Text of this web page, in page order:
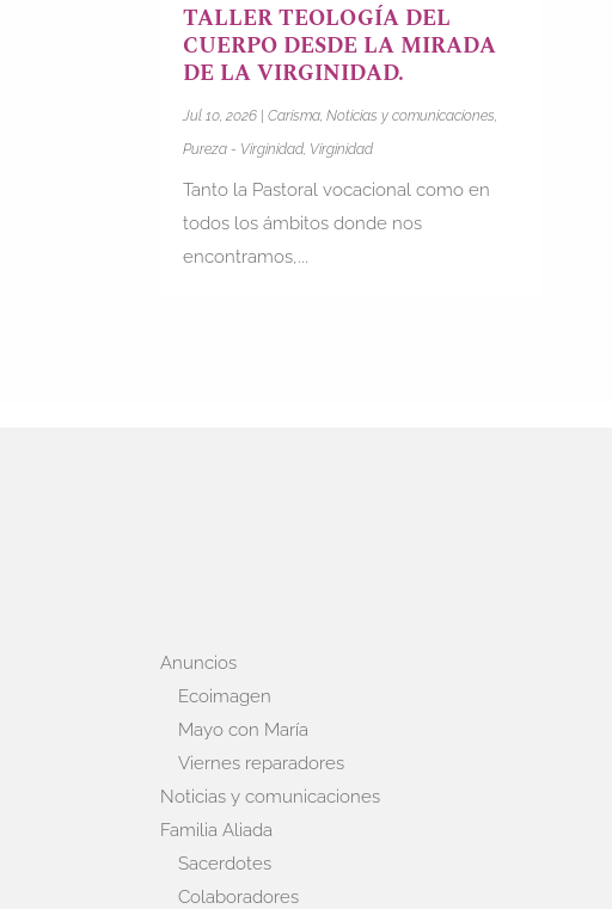
TALLER TEOLOGÍA DEL
CUERPO DESDE LA MIRADA
DE LA VIRGINIDAD.
Jul 10, 2026 |Carisma ,Noticias y comunicaciones
Pureza - Virginidad Virginidad
Tanto la Pastoral vocacional como en
todos los ámbitos donde nos
encontramos,...
Anuncios
Ecoimagen
Mayo con María
Viernes reparadores
Noticias y comunicaciones
Familia Aliada
Sacerdotes
Colaboradores